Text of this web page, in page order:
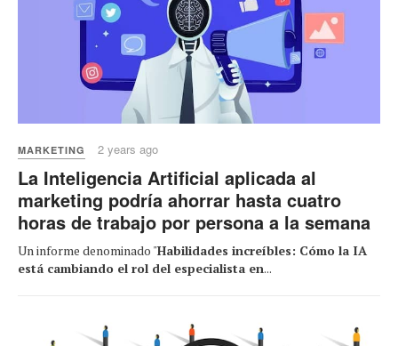
MARKETING 2 years ago
La Inteligencia Artificial aplicada al
marketing podría ahorrar hasta cuatro
horas de trabajo por persona a la semana
Un informe denominado "Habilidades increíbles: Cómo la IA
está cambiando el rol del especialista en...